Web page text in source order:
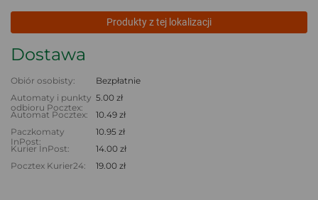
Produkty z tej lokalizacji
Dostawa
Obiór osobisty:
Bezpłatnie
Automaty i punkty
odbioru Pocztex:
5.00 zł
Automat Pocztex:
10.49 zł
Paczkomaty
InPost:
10.95 zł
Kurier InPost:
14.00 zł
Pocztex Kurier24:
19.00 zł